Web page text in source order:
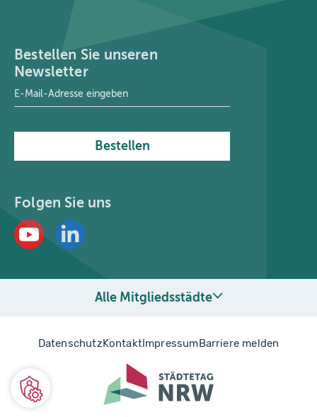
Bestellen Sie unseren
Newsletter
E-Mail-Adresse
Bestellen
Folgen Sie uns
Alle Mitgliedsstädte
DatenschutzKontaktImpressumBarriere melden